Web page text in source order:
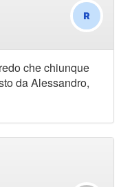
che chiunque
da Alessandro,